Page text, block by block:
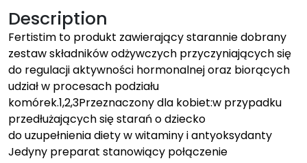
Description
Fertistim to produkt zawierający starannie dobrany
zestaw składników odżywczych przyczyniających się
do regulacji aktywności hormonalnej oraz biorących
udział w procesach podziału
komórek.1,2,3Przeznaczony dla kobiet:w przypadku
przedłużających się starań o dziecko
do uzupełnienia diety w witaminy i antyoksydanty
Jedyny preparat stanowiący połączenie